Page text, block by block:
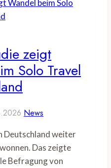
zeigt
Solo Travel
News
Deutschland weiter
Das zeigte
Befragung von